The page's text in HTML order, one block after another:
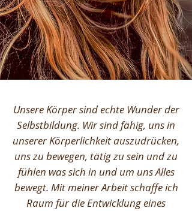
Unsere Körper sind echte Wunder der
Selbstbildung. Wir sind fähig, uns in
unserer Körperlichkeit auszudrücken,
uns zu bewegen, tätig zu sein und zu
fühlen was sich in und um uns Alles
bewegt. Mit meiner Arbeit schaffe ich
Raum für die Entwicklung eines